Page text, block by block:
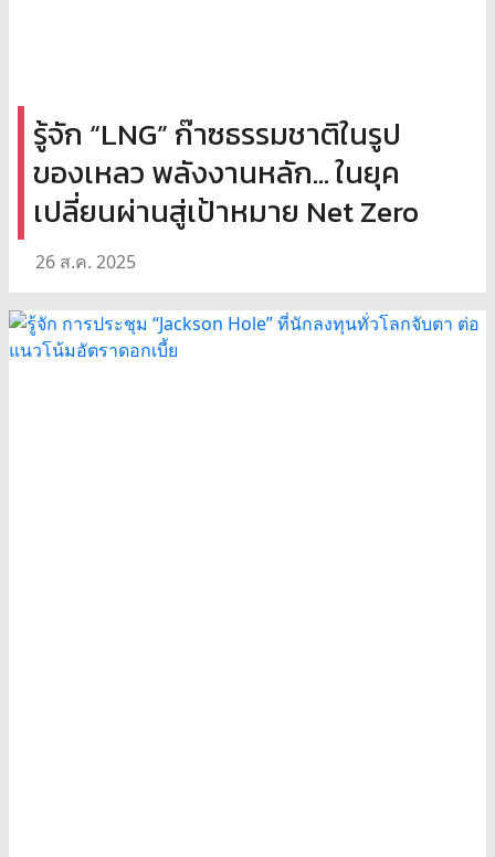
รู้จัก “LNG” ก๊าซธรรมชาติในรูป
ของเหลว พลังงานหลัก... ในยุค
เปลี่ยนผ่านสู่เป้าหมาย Net Zero
26 ส.ค. 2025